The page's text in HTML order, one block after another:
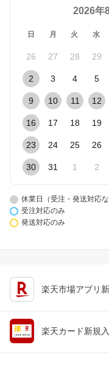
2026年
日 月 火 水
26 27 28 29
2 3 4 5
9 10 11 12
16 17 18 19
23 24 25 26
30 31 1 2
休業日（受注・発送対応な
受注対応のみ
発送対応のみ
楽天市場アプリ
楽天カード新規